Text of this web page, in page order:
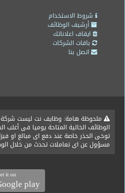
شروط الاستخدام
أرشيف الوظائف
ايقاف اعلاناتك
باقات الشركات
اتصل بنا
ملحوظة هامة: وظايف نت ليست شركة
الوظائف الخالية المتاحة يوميا فى أغلب
توخى الحذر خاصة عند دفع اى مبالغ او
مسؤول عن اى تعاملات تحدث من خلال
it on
play